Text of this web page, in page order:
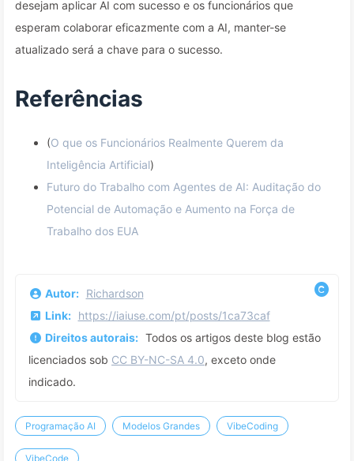
desejam aplicar AI com sucesso e os funcionários que
esperam colaborar eficazmente com a AI, manter-se
atualizado será a chave para o sucesso.
Referências
(O que os Funcionários Realmente Querem da
Inteligência Artificial)
Futuro do Trabalho com Agentes de AI: Auditação do
Potencial de Automação e Aumento na Força de
Trabalho dos EUA
Autor: Richardson
Link: https://iaiuse.com/pt/posts/1ca73caf
Direitos autorais: Todos os artigos deste blog estão
licenciados sob CC BY-NC-SA 4.0, exceto onde
indicado.
Programação AI Modelos Grandes VibeCoding
VibeCode